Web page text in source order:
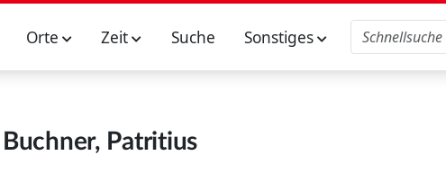
Orte Zeit Suche Sonstiges
Buchner, Patritius